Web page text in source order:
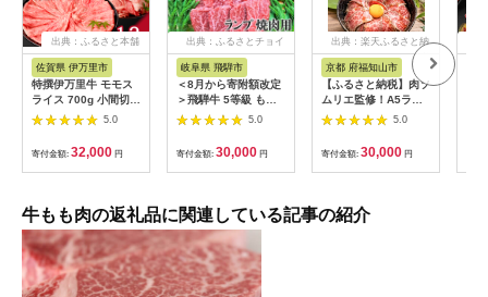
出典：ふるさと本舗
佐賀県 伊万里市
特撰伊万里牛 モモス
ライス 700g 小間切れ
500g セット 044-
5.0
寄付金額: 32,000 円
出典：ふるさとチョイ
ス
岐阜県 飛騨市
＜8月から寄附額改定
＞飛騨牛 5等級 もも
肉レア部位 ランプ 焼
肉用300ｇ 飛騨市推
奨特産品 古里精肉店
牛肉 和牛 肉 焼肉 熨
斗掛け 熨斗掛け
[C0043ch]
5.0
寄付金額: 30,000 円
出典：楽天ふるさと納
京都 府福知山市
【ふるさと納税】肉ソ
ムリエ監修！A5ラン
ク厳選和牛ローストビ
ーフ(300g×2本・計
600g) ローストビーフ
A5ランク 和牛 レシピ
ギフト 贈答 贈答品 お
せ市 【fc-AX001】
【肉のABCフーズ福
5.0
寄付金額: 30,000 円
牛もも肉の返礼品に関連している記事の紹介